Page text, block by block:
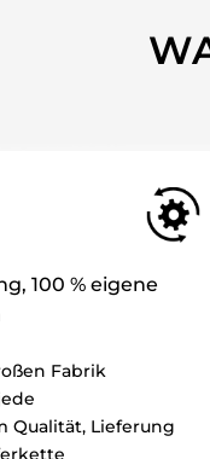
Globale
Zertifiziert
sowie CE-